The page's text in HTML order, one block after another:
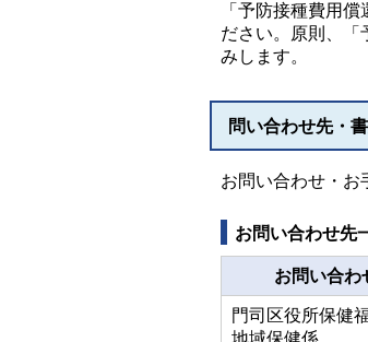
「予防接種費用
ださい。原則、「
みします。
問い合わせ先・
お問い合わせ・お
お問い合わせ先
お問い合わ
門司区役所保健
地域保健係